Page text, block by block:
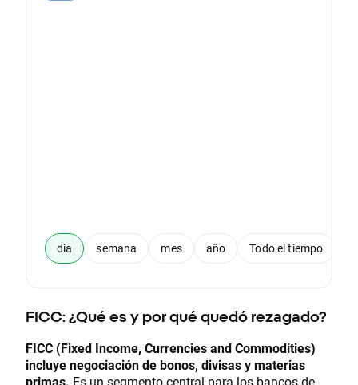
dia semana mes año Todo el tiempo
FICC: ¿Qué es y por qué quedó rezagado?
FICC (Fixed Income, Currencies and Commodities)
incluye negociación de bonos, divisas y materias